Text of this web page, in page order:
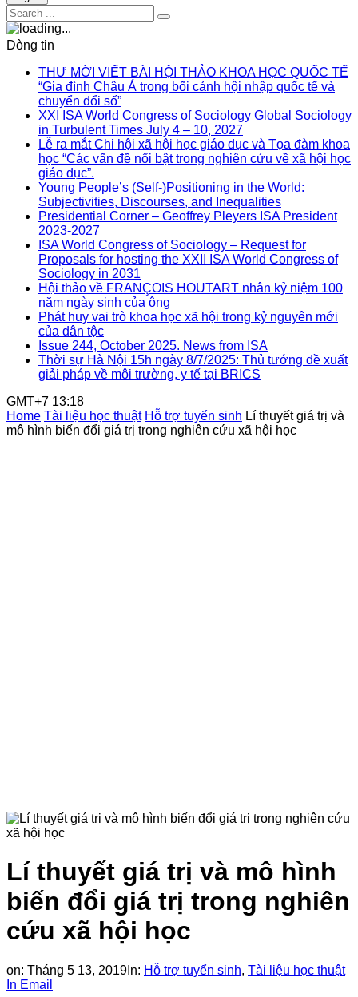
Dòng tin
THƯ MỜI VIẾT BÀI HỘI THẢO KHOA HỌC QUỐC TẾ
“Gia đình Châu Á trong bối cảnh hội nhập quốc tế và
chuyển đổi số”
XXI ISA World Congress of Sociology Global Sociology
in Turbulent Times July 4 – 10, 2027
Lễ ra mắt Chi hội xã hội học giáo dục và Tọa đàm khoa
học “Các vấn đề nổi bật trong nghiên cứu về xã hội học
giáo dục”.
Young People’s (Self-)Positioning in the World:
Subjectivities, Discourses, and Inequalities
Presidential Corner – Geoffrey Pleyers ISA President
2023-2027
ISA World Congress of Sociology – Request for
Proposals for hosting the XXII ISA World Congress of
Sociology in 2031
Hội thảo về FRANÇOIS HOUTART nhân kỷ niệm 100
năm ngày sinh của ông
Phát huy vai trò khoa học xã hội trong kỷ nguyên mới
của dân tộc
Issue 244, October 2025. News from ISA
Thời sự Hà Nội 15h ngày 8/7/2025: Thủ tướng đề xuất
giải pháp về môi trường, y tế tại BRICS
GMT+7 13:18
Home Tài liệu học thuật Hỗ trợ tuyển sinh Lí thuyết giá trị và
mô hình biến đổi giá trị trong nghiên cứu xã hội học
Lí thuyết giá trị và mô hình
biến đổi giá trị trong nghiên
cứu xã hội học
on: Tháng 5 13, 2019 In: Hỗ trợ tuyển sinh, Tài liệu học thuật
In Email